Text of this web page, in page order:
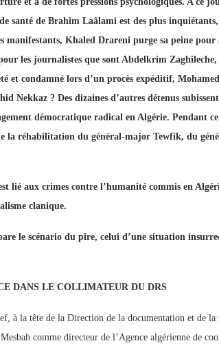
santé de Brahim Laâlami est des plus
Khaled Drareni purge sa peine pour
les journalistes que sont Abdelkrim
et condamné lors d’un procès expéditif,
Nekkaz ? Des dizaines d’autres détenus
démocratique radical en Algérie. Pendant
la réhabilitation du général-major Tewfik, du
lié aux crimes contre l’humanité commis en
clanique.
le scénario du pire, celui d’une situation
DANS LE COLLIMATEUR DU DRS
à la tête de la Direction de la documentation et de la
comme directeur de l’Agence algérienne de